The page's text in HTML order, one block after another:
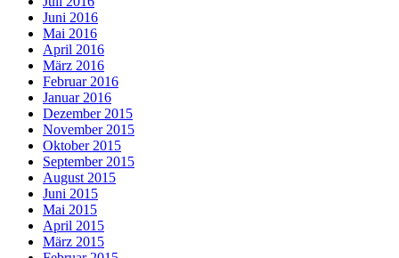
Juni 2016
Mai 2016
April 2016
März 2016
Februar 2016
Januar 2016
Dezember 2015
November 2015
Oktober 2015
September 2015
August 2015
Juni 2015
Mai 2015
April 2015
März 2015